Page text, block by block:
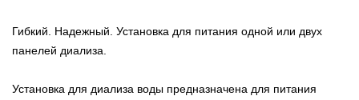
Гибкий. Надежный. Установка для питания одной или двух
панелей диализа.
Установка для диализа воды предназначена для питания